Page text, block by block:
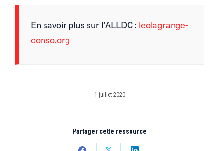
En savoir plus sur l’ALLDC : leolagrange-
conso.org
1 juillet 2020
Partager cette ressource